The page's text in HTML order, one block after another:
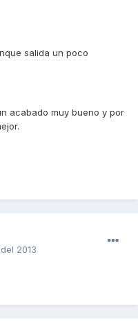
salida un poco
acabado muy bueno y por
2013